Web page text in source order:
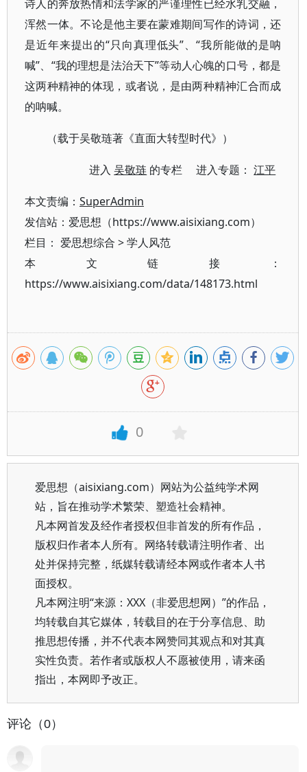
诗人的奔放热情和法学家的严谨理性已经水乳交融，
浑然一体。不论是他主要在蒙难期间写作的诗词，还
是近年来提出的“只向真理低头”、“我所能做的是呐
喊”、“我的理想是法治天下”等动人心魄的口号，都是
这两种精神的体现，或者说，是由两种精神汇合而成
的呐喊。
（载于吴敬琏著《直面大转型时代》）
进入吴敬琏 的专栏 进入专题：江平
本文责编： SuperAdmin
发信站：爱思想（https://www.aisixiang.com）
栏目： 爱思想综合 >学人风范
本文链接：
https://www.aisixiang.com/data/148173.html
0
爱思想（aisixiang.com）网站为公益纯学术网
站，旨在推动学术繁荣、塑造社会精神。
凡本网首发及经作者授权但非首发的所有作品，
版权归作者本人所有。网络转载请注明作者、出
处并保持完整，纸媒转载请经本网或作者本人书
面授权。
凡本网注明“来源：XXX（非爱思想网）”的作品，
均转载自其它媒体，转载目的在于分享信息、助
推思想传播，并不代表本网赞同其观点和对其真
实性负责。若作者或版权人不愿被使用，请来函
指出，本网即予改正。
评论（0）